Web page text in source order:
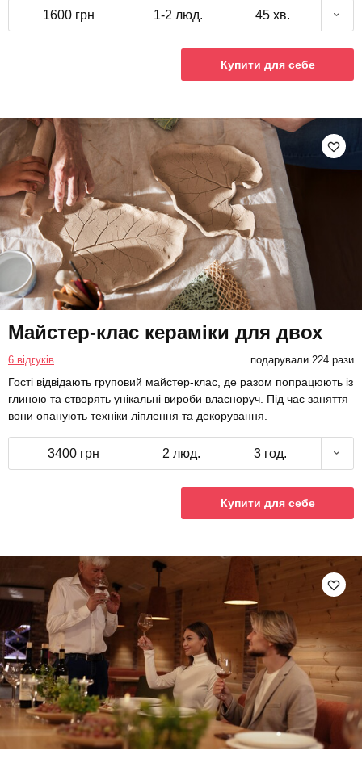
1600 грн 1-2 люд. 45 хв.
Купити для себе
Майстер-клас кераміки для двох
6 відгуків подарували 224 рази
Гості відвідають груповий майстер-клас, де разом попрацюють із
глиною та створять унікальні вироби власноруч. Під час заняття
вони опанують техніки ліплення та декорування.
3400 грн 2 люд. 3 год.
Купити для себе